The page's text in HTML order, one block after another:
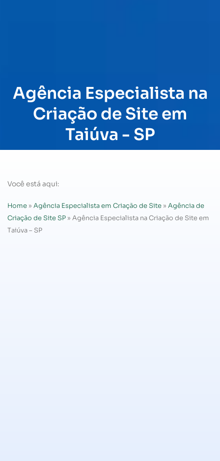
Agência Especialista na
Criação de Site em
Taiúva - SP
Você está aqui:
Home » Agência Especialista em Criação de Site » Agência de
Criação de Site SP » Agência Especialista na Criação de Site em
Taiúva – SP